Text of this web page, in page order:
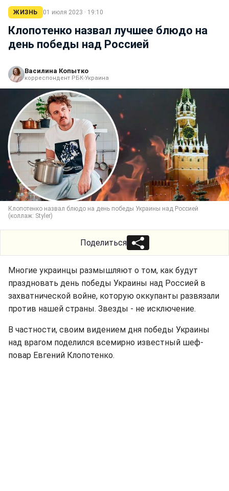
ЖИЗНЬ 01 июля 2023 · 19:10
Клопотенко назвал лучшее блюдо на
день победы над Россией
Василина Копытко
корреспондент РБК-Украина
Клопотенко назвал блюдо на день победы Украины над Россией
(коллаж: Styler)
Поделиться
Многие украинцы размышляют о том, как будут
праздновать день победы Украины над Россией в
захватнической войне, которую оккупанты развязали
против нашей страны. Звезды - не исключение.
В частности, своим видением дня победы Украины
над врагом поделился всемирно известный шеф-
повар Евгений Клопотенко.